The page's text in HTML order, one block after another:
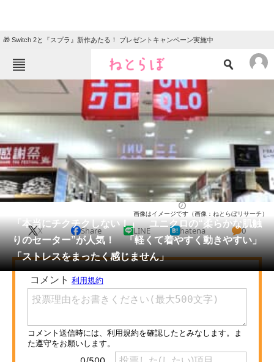
🎁 Switch 2と『スプラ』新作あたる！ プレゼントキャンペーン実施中
ねとらぼメニュー
ニュース
クイズ
グルメ 地域
住まい 教育・育児
動物 リサーチ
会員記事
メディア
注目記事を集めた総合ページ
ITの今と未来を見通す
スマホと通信の最新トレンド
進化するPCとデバイスの未来
「本当にチクチクしない！」 ユニクロの“柔らかな肌触
りのセーター”が人気！ 「軽くて着やすく動きやすい」
「ストレスをまったく感じません」
画像はイメージです（画像：ねとらぼリサーチ）
X Share LINE hatena 0